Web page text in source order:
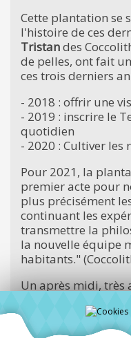
Cette plantation se
l'histoire de ces
Tristandes
de pelles, ont fait
ces trois derniers
- 2018 : offrir une
- 2019 : inscrire le
quotidien
- 2020 : Cultiver les
Pour 2021, la
premier acte pour
plus précisément
continuant les
transmettre la
la nouvelle équipe
habitants."
Un après midi, très
Merci au service
préparation du
Merci aux Coccolithes